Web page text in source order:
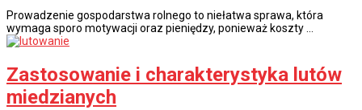
Prowadzenie gospodarstwa rolnego to niełatwa sprawa, która
wymaga sporo motywacji oraz pieniędzy, ponieważ koszty …
Zastosowanie i charakterystyka lutów
miedzianych